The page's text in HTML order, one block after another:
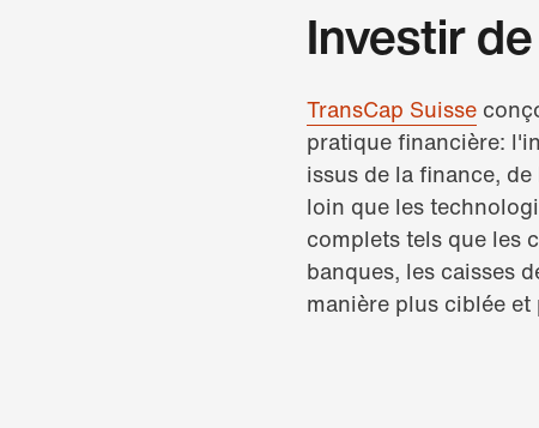
Investir
TransCap Suisse
pratique financière:
issus de la finance,
loin que les
complets tels que les
banques, les caisses
manière plus ciblée